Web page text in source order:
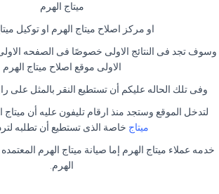
ميتاج الهرم
او مركز اصلاح ميتاج الهرم او توكيل
وسوف تجد فى النتائج الاولى خصوصًا فى الصفحه
الاولى موقع اصلاح ميتاج الهرم
وفى تلك الحاله عليكم أن تستطيع النقر بالمثل على
لتدخل الموقع وستجد منذ ارقام تليفون عليه أن ميتاج
ميتاج خاصة الذى تستطيع أن تطلبه
خدمه عملاء ميتاج الهرم إما صيانة ميتاج الهرم
الهرم.